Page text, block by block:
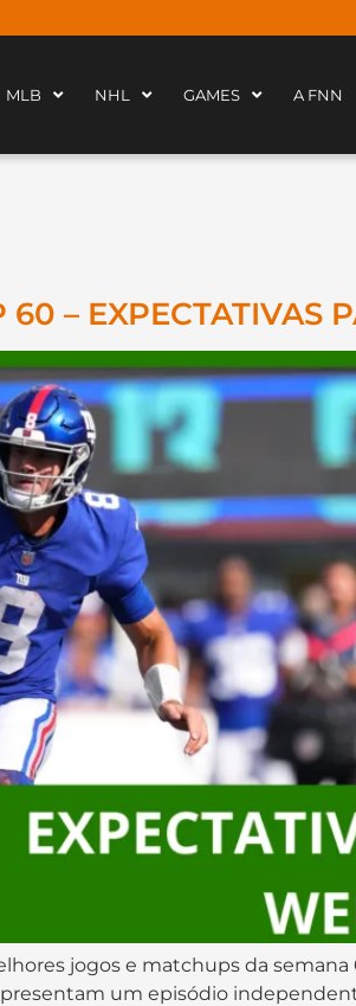
MLB NHL GAMES A FNN
60 – EXPECTATIVAS
jogos e matchups da
um episódio